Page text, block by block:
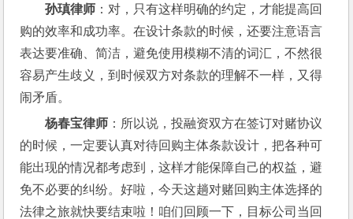
孙瑱律师 ：对，只有这样明确的约定，才能提高回
购的效率和成功率。在设计条款的时候，还要注意语言
表达要准确、简洁，避免使用模糊不清的词汇，不然很
容易产生歧义，到时候双方对条款的理解不一样，又得
闹矛盾。
杨春宝律师 ：所以说，投融资双方在签订对赌协议
的时候，一定要认真对待回购主体条款设计，把各种可
能出现的情况都考虑到，这样才能保障自己的权益，避
免不必要的纠纷。好啦，今天这趟对赌回购主体选择的
法律之旅就快要结束啦！咱们回顾一下，目标公司当回